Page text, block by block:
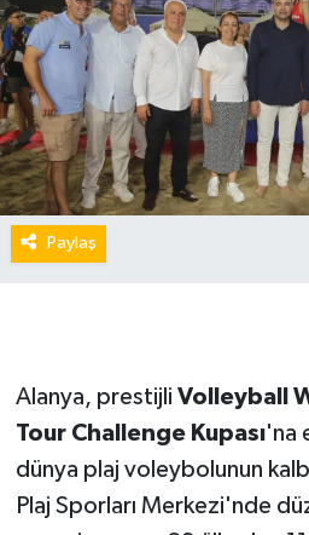
Paylaş
Alanya, prestijli Volleyball
Tour Challenge Kupası'na
dünya plaj voleybolunun
Plaj Sporları Merkezi'nde